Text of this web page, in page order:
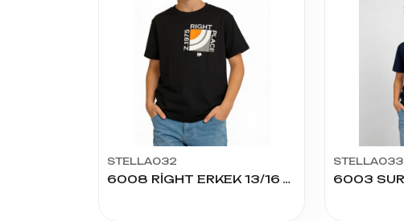
STELLA032
6008 RİGHT ERKEK 13/16 YAŞ TSHIRT
STELLA033